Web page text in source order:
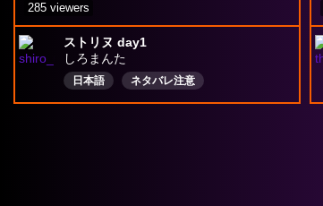
ストリヌ day1
しろまんた
日本語
ネタバレ注意
原稿のときはスクショ禁止
鳩禁止
285 viewers